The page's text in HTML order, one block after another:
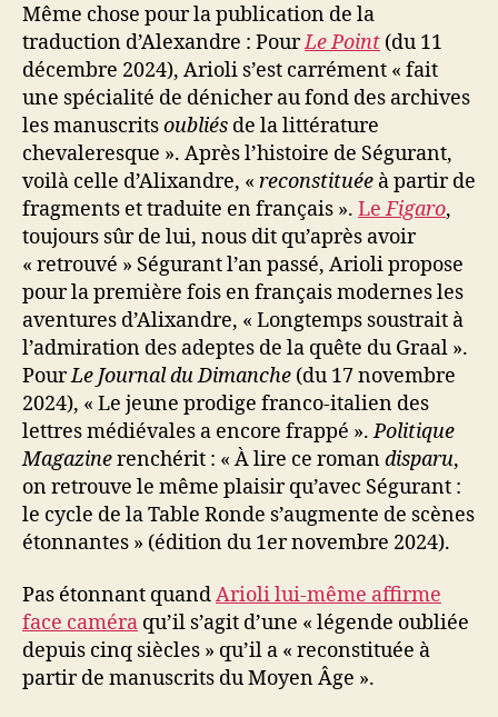
Même chose pour la publication de la
traduction d’Alexandre : PourLe Point (du 11
décembre 2024), Arioli s’est carrément « fait
une spécialité de dénicher au fond des archives
les manuscritsoubliés de la littérature
chevaleresque ». Après l’histoire de Ségurant,
voilà celle d’Alixandre, « reconstituée à partir de
fragments et traduite en français ». LeFigaro,
toujours sûr de lui, nous dit qu’après avoir
« retrouvé » Ségurant l’an passé, Arioli propose
pour la première fois en français modernes les
aventures d’Alixandre, « Longtemps soustrait à
l’admiration des adeptes de la quête du Graal ».
PourLe Journal du Dimanche (du 17 novembre
2024), « Le jeune prodige franco-italien des
lettres médiévales a encore frappé ».Politique
Magazinerenchérit : « À lire ce romandisparu,
on retrouve le même plaisir qu’avec Ségurant :
le cycle de la Table Ronde s’augmente de scènes
étonnantes » (édition du 1er novembre 2024).
Pas étonnant quandArioli lui-même affirme
face caméra qu’il s’agit d’une « légende oubliée
depuis cinq siècles » qu’il a « reconstituée à
partir de manuscrits du Moyen Âge ».